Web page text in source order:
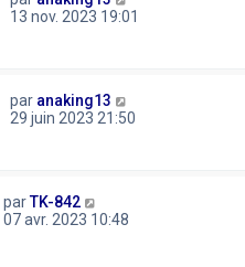
13 nov. 2023 19:01
par anaking13
29 juin 2023 21:50
parTK-842
07 avr. 2023 10:48